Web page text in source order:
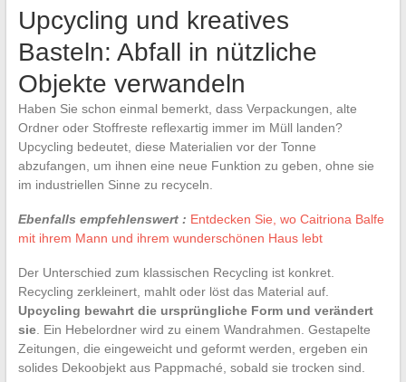
Upcycling und kreatives
Basteln: Abfall in nützliche
Objekte verwandeln
Haben Sie schon einmal bemerkt, dass Verpackungen, alte
Ordner oder Stoffreste reflexartig immer im Müll landen?
Upcycling bedeutet, diese Materialien vor der Tonne
abzufangen, um ihnen eine neue Funktion zu geben, ohne sie
im industriellen Sinne zu recyceln.
Ebenfalls empfehlenswert : Entdecken Sie, wo Caitriona Balfe
mit ihrem Mann und ihrem wunderschönen Haus lebt
Der Unterschied zum klassischen Recycling ist konkret.
Recycling zerkleinert, mahlt oder löst das Material auf.
Upcycling bewahrt die ursprüngliche Form und verändert
sie. Ein Hebelordner wird zu einem Wandrahmen. Gestapelte
Zeitungen, die eingeweicht und geformt werden, ergeben ein
solides Dekoobjekt aus Pappmaché, sobald sie trocken sind.